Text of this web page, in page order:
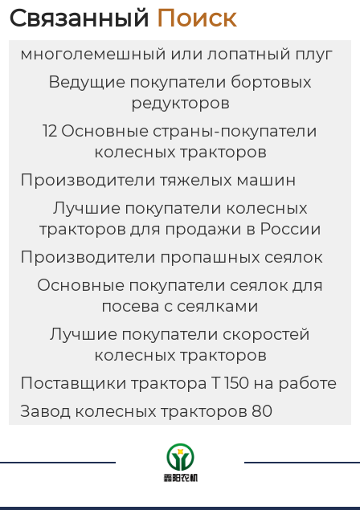
Связанный Поиск
многолемешный или лопатный плуг
Ведущие покупатели бортовых
редукторов
12 Основные страны-покупатели
колесных тракторов
Производители тяжелых машин
Лучшие покупатели колесных
тракторов для продажи в России
Производители пропашных сеялок
Основные покупатели сеялок для
посева с сеялками
Лучшие покупатели скоростей
колесных тракторов
Поставщики трактора T 150 на работе
Завод колесных тракторов 80